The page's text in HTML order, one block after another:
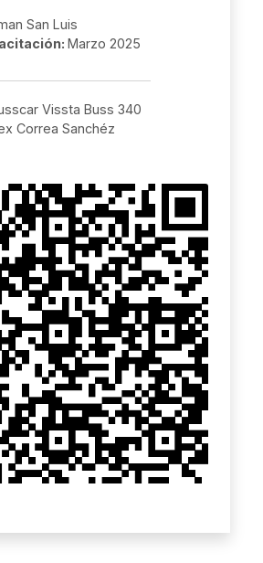
San Luis
Marzo 2025
Vissta Buss 340
Correa Sanchéz